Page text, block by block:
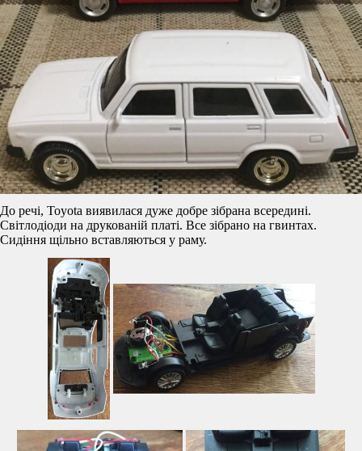
До речі, Toyota виявилася дуже добре зібрана всередині.
Світлодіоди на друкованій платі. Все зібрано на гвинтах.
Сидіння щільно вставляються у раму.